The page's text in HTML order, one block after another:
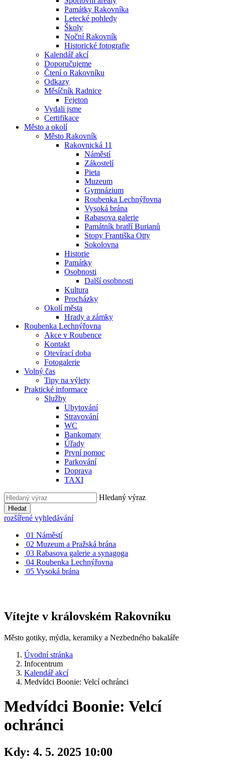
Památky Rakovníka
Letecké pohledy
Školy
Noční Rakovník
Historické fotografie
Kalendář akcí
Doporučujeme
Čtení o Rakovníku
Odkazy
Měsíčník Radnice
Fejeton
Vydali jsme
Certifikace
Město a okolí
Město Rakovník
Rakovnická 11
Náměstí
Zákostelí
Pieta
Muzeum
Gymnázium
Roubenka Lechnýřovna
Vysoká brána
Rabasova galerie
Památník bratří Burianů
Stopy Františka Otty
Sokolovna
Historie
Památky
Osobnosti
Další osobnosti
Kultura
Procházky
Okolí města
Hrady a zámky
Roubenka Lechnýřovna
Akce v Roubence
Kontakt
Otevírací doba
Fotogalerie
Volný čas
Tipy na výlety
Praktické informace
Služby
Ubytování
Stravování
WC
Bankomaty
Úřady
První pomoc
Parkování
Doprava
TAXI
Hledaný výraz
Hledat
rozšířené vyhledávání
01 Náměstí
02 Muzeum a Pražská brána
03 Rabasova galerie a synagoga
04 Roubenka Lechnýřovna
05 Vysoká brána
Vítejte v královském Rakovníku
Město gotiky, mýdla, keramiky a Nezbedného bakaláře
Úvodní stránka
Infocentrum
Kalendář akcí
Medvídci Boonie: Velcí ochránci
Medvídci Boonie: Velcí
ochránci
Kdy: 4. 5. 2025 10:00